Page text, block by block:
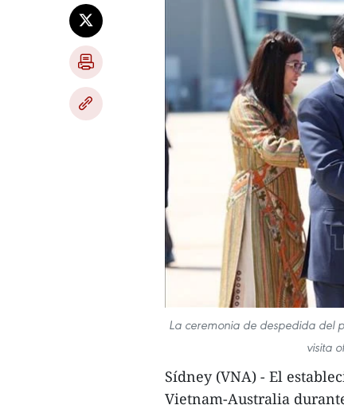
La ceremonia de despedida del
visita
Sídney (VNA) - El
Vietnam-Australia